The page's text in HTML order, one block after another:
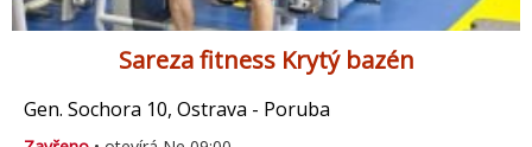
Sareza fitness Krytý bazén
Gen. Sochora 10, Ostrava - Poruba